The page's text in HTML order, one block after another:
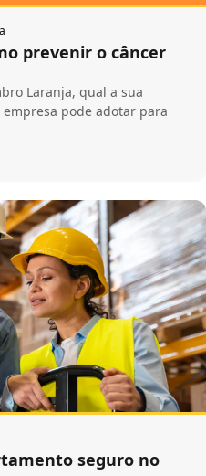
prevenir o câncer
Laranja, qual a sua
pode adotar para
seguro no